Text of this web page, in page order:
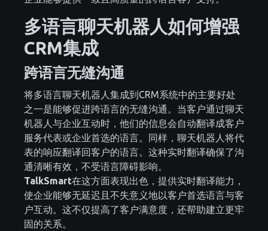
多语言聊天机器人如何增强
CRM集成
跨语言无缝沟通
将多语言聊天机器人集成到CRM系统中的主要好处
之一是能够促进跨语言的无缝沟通。当客户通过聊天
机器人与企业互动时，他们的信息会自动翻译成客户
服务代表或企业首选的语言。同样，聊天机器人将代
表的响应翻译回客户的语言。这种实时翻译确保了沟
通清晰有效，不受语言障碍影响。
TalkSmart在这方面表现出色，提供实时翻译能力，
使企业能够无延迟且不失意义地以客户首选语言与客
户互动。这不仅提高了客户满意度，还帮助建立更牢
固的关系。